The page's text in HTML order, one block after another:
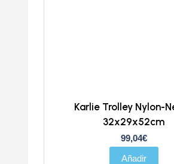
Karlie Trolley Nylon-
32x29x52cm
99,04€
Añadir